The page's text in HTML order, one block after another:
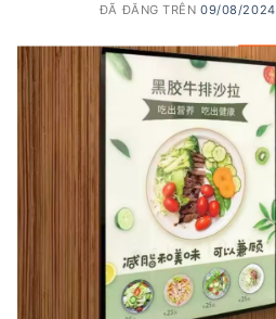
ĐÃ ĐĂNG TRÊN09/08/2024